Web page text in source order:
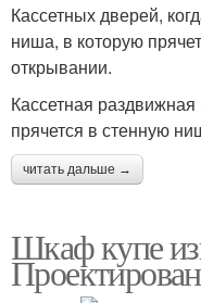
Кассетных дверей,
ниша, в которую
открывании.
Кассетная
прячется в стенную
читать дальше →
Шкаф купе